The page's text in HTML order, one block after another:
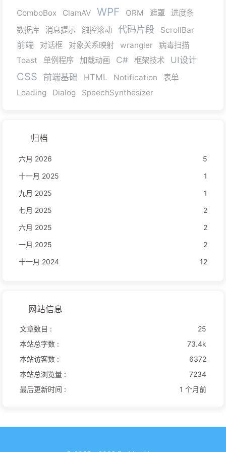
ComboBox
ClamAV WPF ORM 遮罩
进度条
数据库
消息提示 触控滚动 代码片段 ScrollBar
前端 对话框 对象关系映射 wrangler
病毒扫描
Toast
单例程序 加载动画 C# 框架技术 UI设计
CSS 前端基础 HTML Notification
表单
Loading
Dialog SpeechSynthesizer
归档
六月 2026
5
十一月 2025
1
九月 2025
1
七月 2025
2
六月 2025
2
一月 2025
2
十一月 2024
12
网站信息
文章数目 :
25
本站总字数 :
73.4k
本站访客数 :
6372
本站总浏览量 :
7234
最后更新时间 :
1 个月前